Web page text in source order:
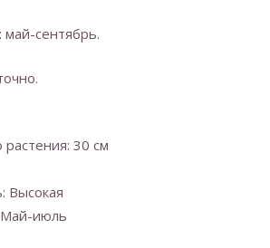
май-сентябрь.
растения: 30 см
Высокая
июль